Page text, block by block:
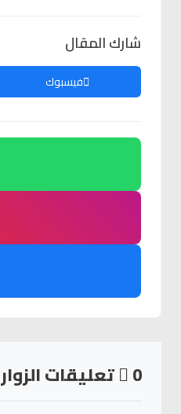
شارك المقال
فيسبوك
0 تعليقات الزوار